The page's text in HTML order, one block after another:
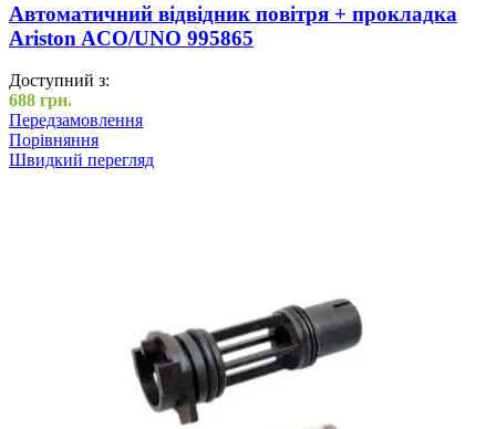
Автоматичний відвідник повітря + прокладка
Ariston ACO/UNO 995865
Доступний з:
688 грн.
Передзамовлення
Порівняння
Швидкий перегляд